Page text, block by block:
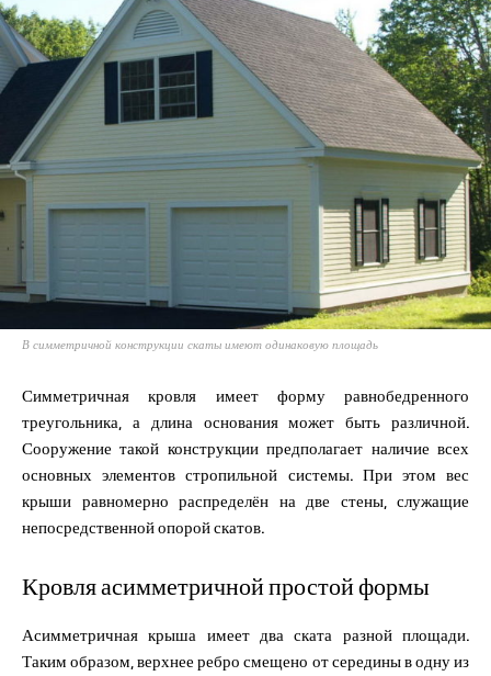
В симметричной конструкции скаты имеют одинаковую площадь
Симметричная кровля имеет форму равнобедренного
треугольника, а длина основания может быть различной.
Сооружение такой конструкции предполагает наличие всех
основных элементов стропильной системы. При этом вес
крыши равномерно распределён на две стены, служащие
непосредственной опорой скатов.
Кровля асимметричной простой формы
Асимметричная крыша имеет два ската разной площади.
Таким образом, верхнее ребро смещено от середины в одну из